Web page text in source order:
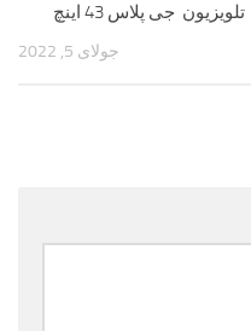
تلویزیون جی پلاس 43 اینچ
جولای 5, 2022